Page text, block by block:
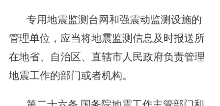
专用地震监测台网和强震动监测设施的
管理单位，应当将地震监测信息及时报送所
在地省、自治区、直辖市人民政府负责管理
地震工作的部门或者机构。